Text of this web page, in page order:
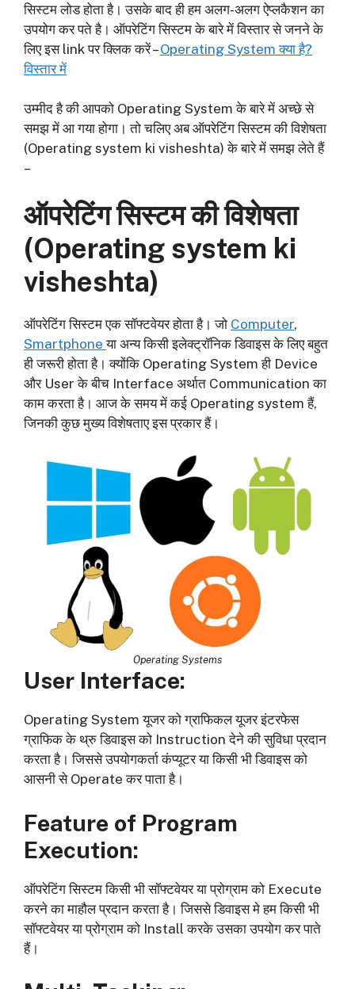
सिस्टम लोड होता है। उसके बाद ही हम अलग-अलग ऐप्लकैशन का
उपयोग कर पते है। ऑपरेटिंग सिस्टम के बारे में विस्तार से जनने के
लिए इस link पर क्लिक करें –Operating System क्या है?
विस्तार में
उम्मीद है की आपको Operating System के बारे में अच्छे से
समझ में आ गया होगा। तो चलिए अब ऑपरेटिंग सिस्टम की विशेषता
(Operating system ki visheshta) के बारे में समझ लेते हैं
–
ऑपरेटिंग सिस्टम की विशेषता
(Operating system ki
visheshta)
ऑपरेटिंग सिस्टम एक सॉफ्टवेयर होता है। जो Computer,
Smartphoneया अन्य किसी इलेक्ट्रॉनिक डिवाइस के लिए बहुत
ही जरूरी होता है। क्योंकि Operating System ही Device
और User के बीच Interface अर्थात Communication का
काम करता है। आज के समय में कई Operating system हैं,
जिनकी कुछ मुख्य विशेषताए इस प्रकार हैं।
Operating Systems
User Interface:
Operating System यूजर को ग्राफिकल यूजर इंटरफेस
ग्राफिक के थ्रु डिवाइस को Instruction देने की सुविधा प्रदान
करता है। जिससे उपयोगकर्ता कंप्यूटर या किसी भी डिवाइस को
आसनी से Operate कर पाता है।
Feature of Program
Execution:
ऑपरेटिंग सिस्टम किसी भी सॉफ्टवेयर या प्रोग्राम को Execute
करने का माहौल प्रदान करता है। जिससे डिवाइस मे हम किसी भी
सॉफ्टवेयर या प्रोग्राम को Install करके उसका उपयोग कर पाते
हैं।